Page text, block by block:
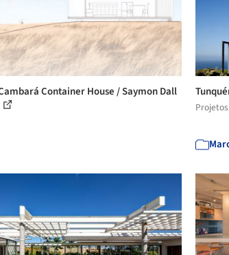
Container House / Saymon Dall
Projetos